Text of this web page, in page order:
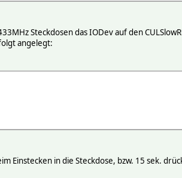
Steckdosen das IODev auf den
angelegt:
Einstecken in die Steckdose, bzw. 15 sek.